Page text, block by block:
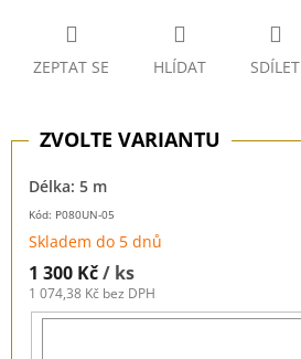
ZEPTAT SE HLÍDAT SDÍLET
Kód: P080UN-05
Délka: 5 m
Skladem do 5 dnů
1 300 Kč/ ks
1 074,38 Kč bez DPH